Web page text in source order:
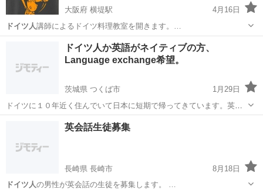
大阪府 横堤駅
4月16日
ドイツ人講師によるドイツ料理教室を開きます。…
横堤駅 料理 ドイツ人
ドイツ人か英語がネイティブの方、
Language exchange希望。
茨城県 つくば市
1月29日
ドイツに１０年近く住んでいて日本に短期で帰ってきています。英
語、ドイツ語を忘れないために、週１〜２回でタンデムして下さる方
希望します。 Ich wohne seit 10 Jahren in Berlin und bi...
つくば市 英語
英会話生徒募集
長崎県 長崎市
8月18日
ドイツ人の男性が英会話の生徒を募集します。 …